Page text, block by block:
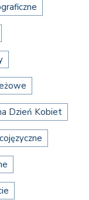
Dzień Kobiet